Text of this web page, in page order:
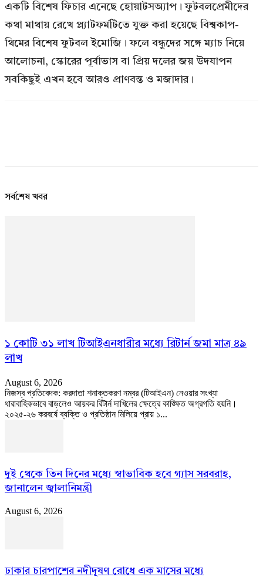
একটি বিশেষ ফিচার এনেছে হোয়াটসঅ্যাপ। ফুটবলপ্রেমীদের
কথা মাথায় রেখে প্ল্যাটফর্মটিতে যুক্ত করা হয়েছে বিশ্বকাপ-
থিমের বিশেষ ফুটবল ইমোজি। ফলে বন্ধুদের সঙ্গে ম্যাচ নিয়ে
আলোচনা, স্কোরের পূর্বাভাস বা প্রিয় দলের জয় উদযাপন
সবকিছুই এখন হবে আরও প্রাণবন্ত ও মজাদার।
সর্বশেষ খবর
১ কোটি ৩১ লাখ টিআইএনধারীর মধ্যে রিটার্ন জমা মাত্র ৪৯
লাখ
August 6, 2026
নিজস্ব প্রতিবেদক: করদাতা শনাক্তকরণ নম্বর (টিআইএন) নেওয়ার সংখ্যা
ধারাবাহিকভাবে বাড়লেও আয়কর রিটার্ন দাখিলের ক্ষেত্রে কাঙ্ক্ষিত অগ্রগতি হয়নি।
২০২৫-২৬ করবর্ষে ব্যক্তি ও প্রতিষ্ঠান মিলিয়ে প্রায় ১...
দুই থেকে তিন দিনের মধ্যে স্বাভাবিক হবে গ্যাস সরবরাহ,
জানালেন জ্বালানিমন্ত্রী
August 6, 2026
ঢাকার চারপাশের নদীদূষণ রোধে এক মাসের মধ্যে